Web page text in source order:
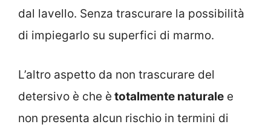
dal lavello. Senza trascurare la possibilità
di impiegarlo su superfici di marmo.
L’altro aspetto da non trascurare del
detersivo è che è totalmente naturale e
non presenta alcun rischio in termini di